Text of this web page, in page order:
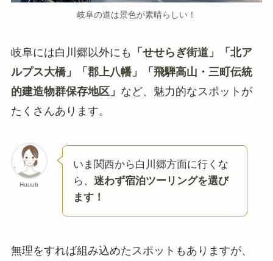
岐阜の道は景色が素晴らしい！
岐阜には白川郷以外にも
「せせらぎ街道」「北ア
ルプス大橋」「郡上八幡」「飛騨高山・三町伝統
的建造物群保存地区」 など、魅力的なスポットが
たくさんあります。
Huuub
いま関西から白川郷方面に行くな
ら、 迷わず宿泊ツーリングを選び
ます！
無理をすれば組み込めたスポットもありますが、